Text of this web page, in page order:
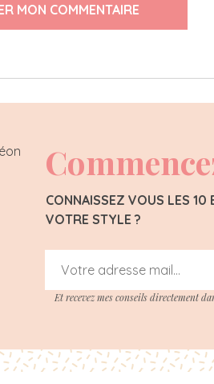
MON COMMENTAIRE
CONNAISSEZ VOUS LES 10
VOTRE STYLE ?
Et recevez mes conseils directement